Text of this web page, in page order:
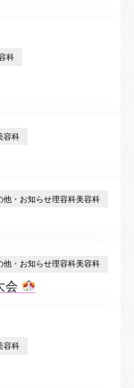
科
容科
他・お知らせ理容科美容科
他・お知らせ理容科美容科
会
容科